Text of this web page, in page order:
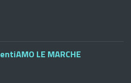
LE MARCHE